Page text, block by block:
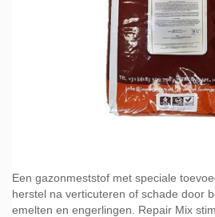
Een gazonmeststof met speciale
herstel na verticuteren of schade door
emelten en engerlingen. Repair Mix
naar
het
begin